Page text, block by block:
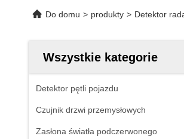
Do domu > produkty > Detektor
Wszystkie kategorie
Detektor pętli pojazdu
Czujnik drzwi przemysłowych
Zasłona światła podczerwonego